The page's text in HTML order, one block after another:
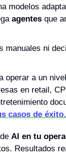
modelos
agentes que
manuales ni
operar a un
en retail,
casos de éxito.
AI en tu
Resultados